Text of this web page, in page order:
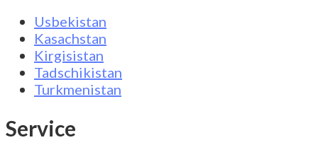
Usbekistan
Kasachstan
Kirgisistan
Tadschikistan
Turkmenistan
Service